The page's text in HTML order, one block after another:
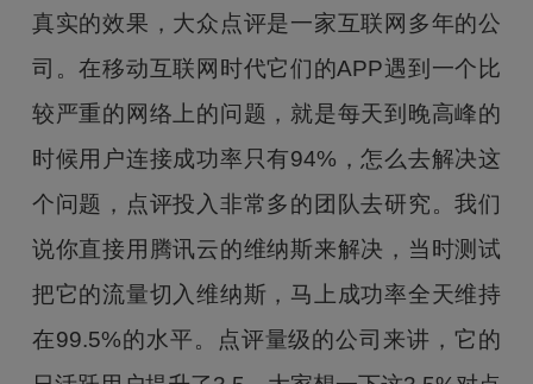
真实的效果，大众点评是一家互联网多年的公
司。在移动互联网时代它们的APP遇到一个比
较严重的网络上的问题，就是每天到晚高峰的
时候用户连接成功率只有94%，怎么去解决这
个问题，点评投入非常多的团队去研究。我们
说你直接用腾讯云的维纳斯来解决，当时测试
把它的流量切入维纳斯，马上成功率全天维持
在99.5%的水平。点评量级的公司来讲，它的